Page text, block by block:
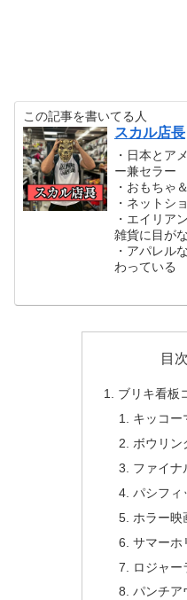
この記事を書いてる人
スカル店長
・日本とア
ー兼セラー
・おもちゃ
・ネットシ
・エイリア
雑貨に目が
・アパレル
わっている
目次
ブリキ看板
キッコー
ボウリン
ファイナ
パシフィ
ホラー映
サマーホ
ロジャー
パンチア